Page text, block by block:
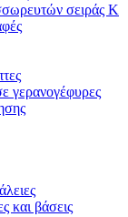
σειράς Κ
γερανογέφυρες
και βάσεις